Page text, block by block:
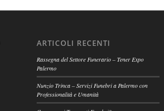
ARTICOLI RECENTI
Rassegna del Settore Funerario – Tener Expo
Palermo
Nunzio Trinca – Servizi Funebri a Palermo con
Professionalità e Umanità